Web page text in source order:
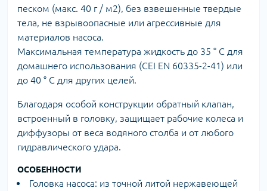
песком (макс. 40 г / м2), без взвешенные твердые
тела, не взрывоопасные или агрессивные для
материалов насоса.
Максимальная температура жидкость до 35 ° C для
домашнего использования (CEI EN 60335-2-41) или
до 40 ° C для других целей.
Благодаря особой конструкции обратный клапан,
встроенный в головку, защищает рабочие колеса и
диффузоры от веса водяного столба и от любого
гидравлического удара.
ОСОБЕННОСТИ
Головка насоса: из точной литой нержавеющей